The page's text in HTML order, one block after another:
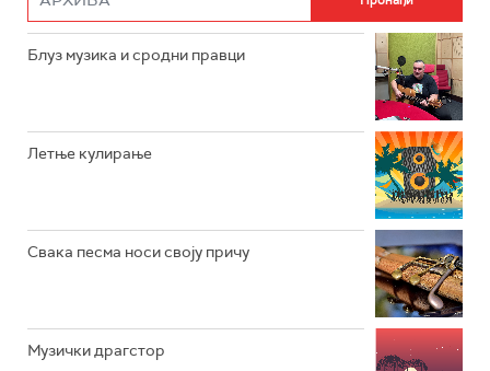
Блуз музика и сродни правци
Летње кулирање
Свака песма носи своју причу
Музички драгстор